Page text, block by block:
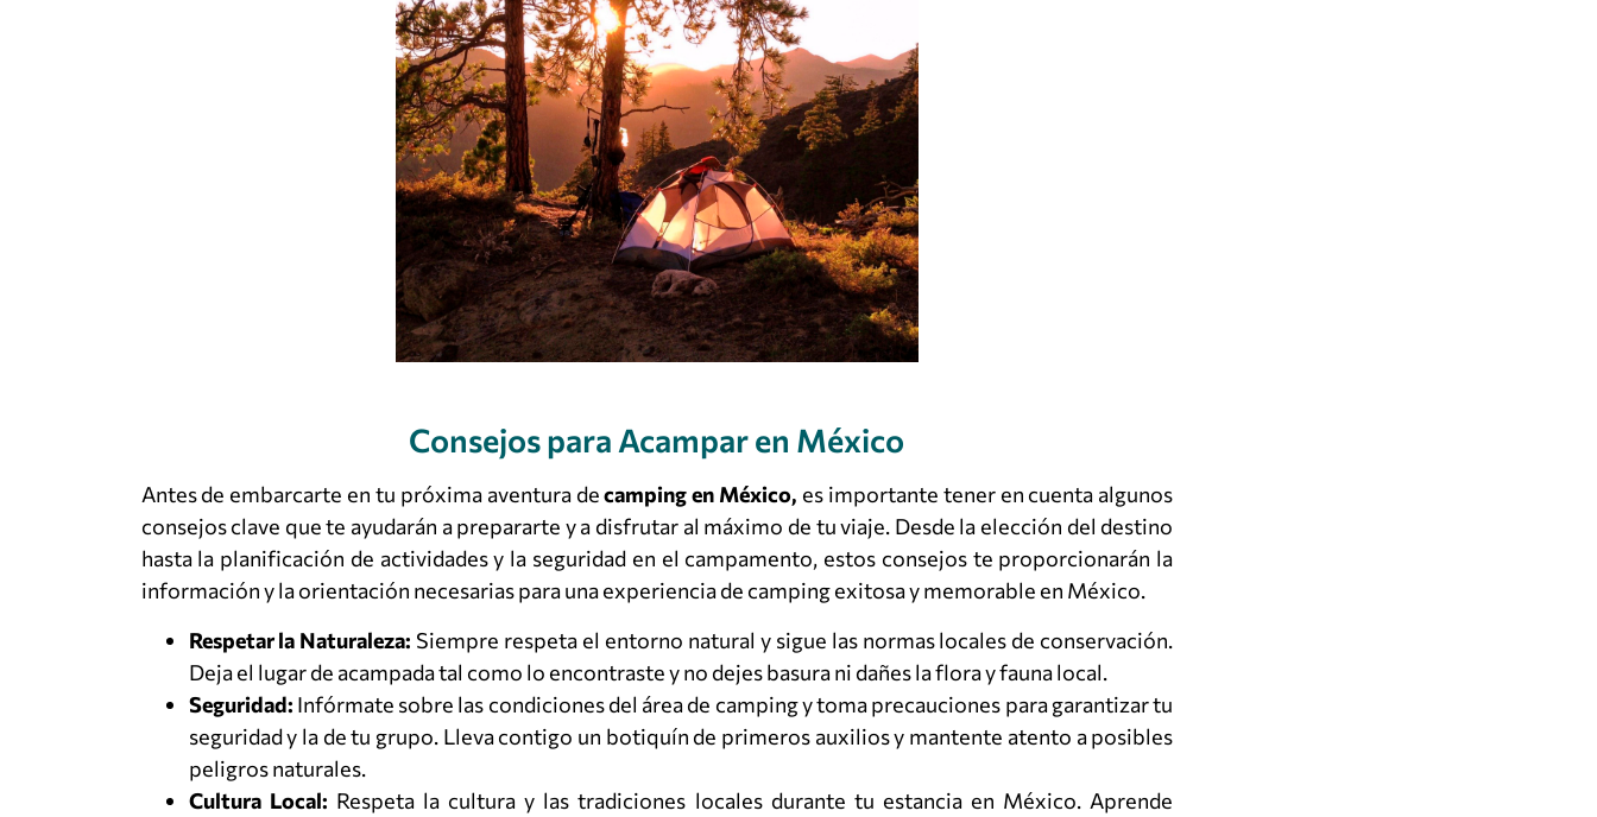
Consejos para Acampar en México
Antes de embarcarte en tu próxima aventura decamping en México, es importante tener en cuenta algunos
consejos clave que te ayudarán a prepararte y a disfrutar al máximo de tu viaje. Desde la elección del destino
hasta la planificación de actividades y la seguridad en el campamento, estos consejos te proporcionarán la
información y la orientación necesarias para una experiencia de camping exitosa y memorable en México.
Respetar la Naturaleza: Siempre respeta el entorno natural y sigue las normas locales de conservación.
Deja el lugar de acampada tal como lo encontraste y no dejes basura ni dañes la flora y fauna local.
Seguridad: Infórmate sobre las condiciones del área de camping y toma precauciones para garantizar tu
seguridad y la de tu grupo. Lleva contigo un botiquín de primeros auxilios y mantente atento a posibles
peligros naturales.
Cultura Local: Respeta la cultura y las tradiciones locales durante tu estancia en México. Aprende